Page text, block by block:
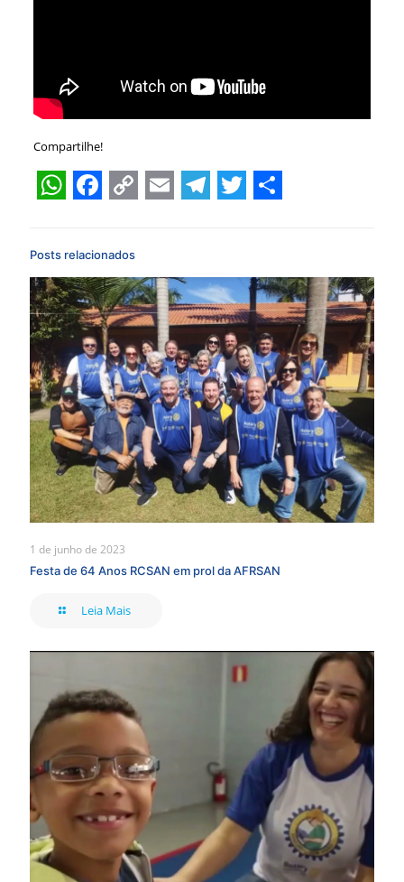
Compartilhe!
Link
Posts relacionados
1 de junho de 2023
Festa de 64 Anos RCSAN em prol da AFRSAN
Leia Mais